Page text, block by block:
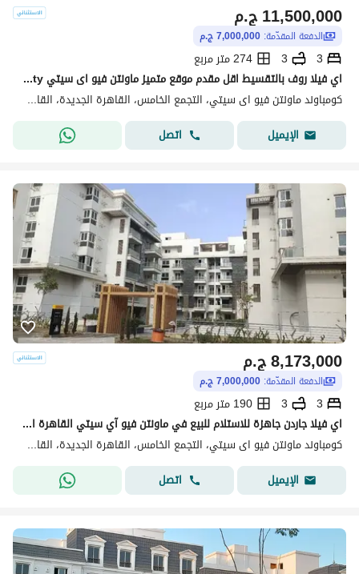
ج.م11,500,000
الدفعة المقدّمة: 7,000,000 ج.م
3
3
274 متر مربع
اي فيلا روف بالتقسيط اقل مقدم موقع متميز ماونتن فيو اى سيتي Mountain view i city
كومباوند ماونتن فيو اى سيتي، التجمع الخامس، القاهرة الجديدة، القاهرة
الإيميل
اتصل
ج.م8,173,000
الدفعة المقدّمة: 7,000,000 ج.م
3
3
190 متر مربع
اي فيلا جاردن جاهزة للاستلام للبيع في ماونتن فيو آي سيتي القاهرة الجديدة Mountain View iCity New Cairo
كومباوند ماونتن فيو اى سيتي، التجمع الخامس، القاهرة الجديدة، القاهرة
الإيميل
اتصل